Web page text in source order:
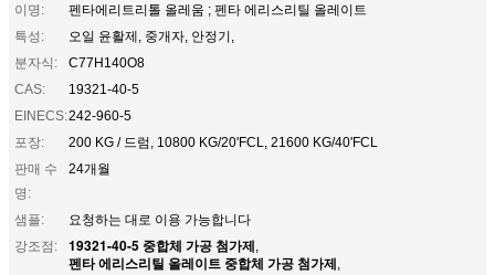
이명:
펜타에리트리톨 올레움 ; 펜타 에리스리틸 올레이트
특성:
오일 윤활제, 중개자, 안정기,
분자식:
C77H140O8
CAS:
19321-40-5
EINECS:242-960-5
포장:
200 KG / 드럼, 10800 KG/20'FCL, 21600 KG/40'FCL
판매 수
명:
24개월
샘플:
요청하는 대로 이용 가능합니다
강조점:
19321-40-5 중합체 가공 첨가제,
펜타 에리스리틸 올레이트 중합체 가공 첨가제,